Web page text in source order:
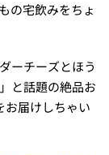
の宅飲みをちょ
ーチーズとほう
と話題の絶品お
お届けしちゃい